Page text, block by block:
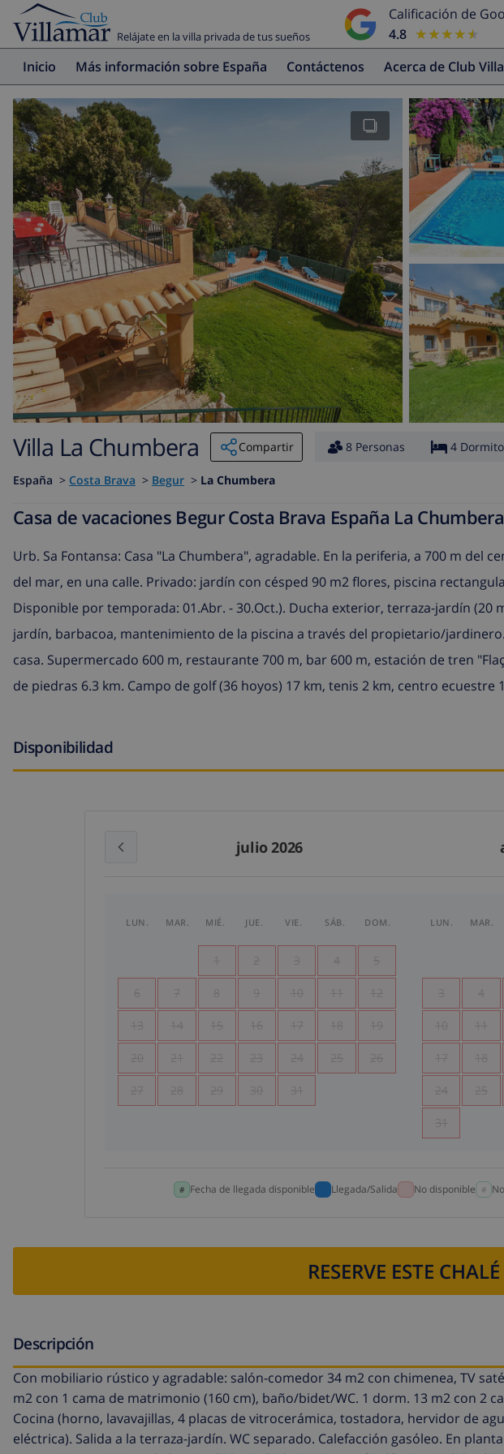
Relájate en la villa privada de tus sueños
Calificación de
4.8
★★★★★
★★★★★
Inicio Más información sobre España Contáctenos Acerca de Club
Villa La Chumbera Compartir 8 Personas 4
España > Costa Brava > Begur > La Chumbera
Casa de vacaciones Begur Costa Brava España La Chumbera
Urb. Sa Fontansa: Casa "La Chumbera", agradable. En la periferia, a 700 m del
del mar, en una calle. Privado: jardín con césped 90 m2 flores, piscina
Disponible por temporada: 01.Abr. - 30.Oct.). Ducha exterior, terraza-jardín (20
jardín, barbacoa, mantenimiento de la piscina a través del propietario/
casa. Supermercado 600 m, restaurante 700 m, bar 600 m, estación de tren
de piedras 6.3 km. Campo de golf (36 hoyos) 17 km, tenis 2 km, centro ecuestre
Disponibilidad
julio 2026
LUN. MAR. MIÉ. JUE. VIE. SÁB. DOM.
1 2 3 4 5
6 7 8 9 10 11 12
13 14 15 16 17 18 19
20 21 22 23 24 25 26
27 28 29 30 31
LUN. MAR.
3 4
10 11
17 18
24 25
31
Fecha de llegada disponible Llegada/Salida No disponible
RESERVE ESTE CHALÉ
Descripción
Con mobiliario rústico y agradable: salón-comedor 34 m2 con chimenea, TV
m2 con 1 cama de matrimonio (160 cm), baño/bidet/WC. 1 dorm. 13 m2 con 2
Cocina (horno, lavavajillas, 4 placas de vitrocerámica, tostadora, hervidor de
eléctrica). Salida a la terraza-jardín. WC separado. Calefacción gasóleo. En